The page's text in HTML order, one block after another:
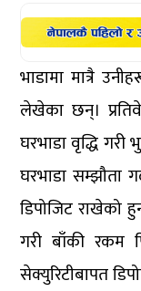
भाडामा मात्रै
लेखेका छन्।
घरभाडा वृद्धि गरी
घरभाडा सम्झौता
डिपोजिट राखेको
गरी बाँकी रकम
सेक्युरिटीबापत